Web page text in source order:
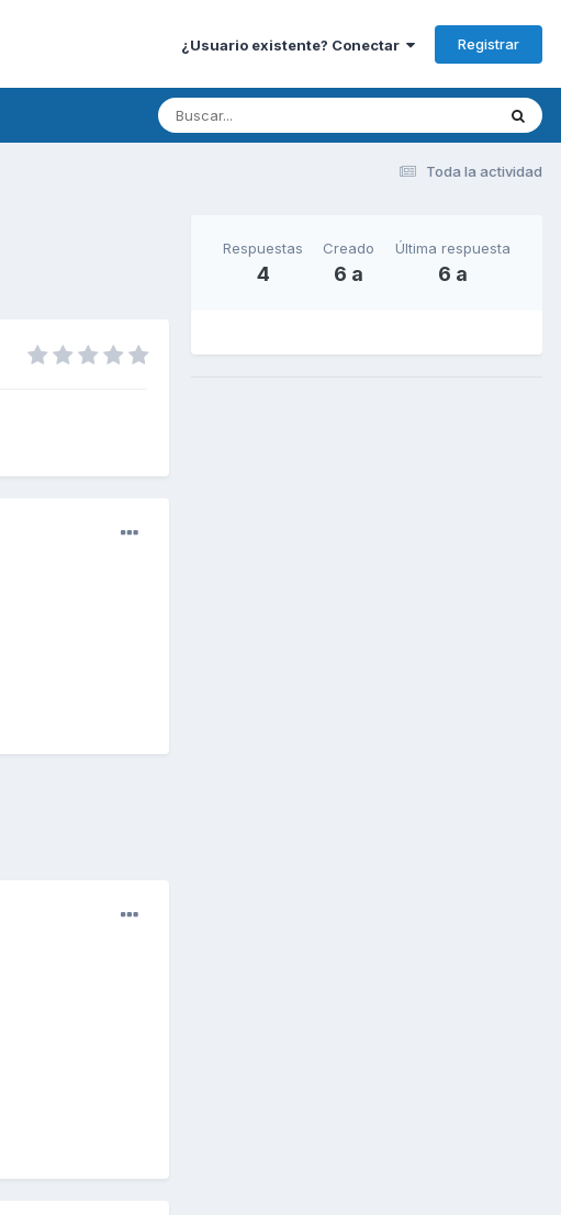
¿Usuario existente? Conectar Registrar
Toda la actividad
Respuestas
4
Creado
6 a
Última respuesta
6 a